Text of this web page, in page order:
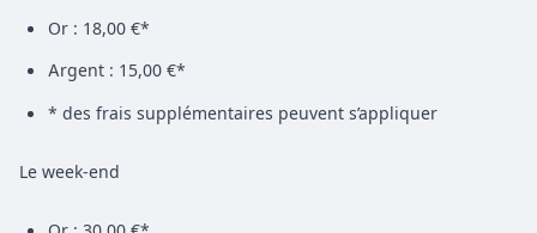
Or : 18,00 €*
Argent : 15,00 €*
* des frais supplémentaires peuvent s’appliquer
Le week-end